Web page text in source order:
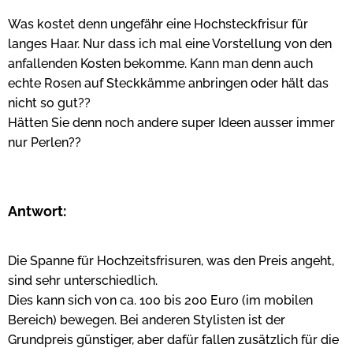
Was kostet denn ungefähr eine Hochsteckfrisur für
langes Haar. Nur dass ich mal eine Vorstellung von den
anfallenden Kosten bekomme. Kann man denn auch
echte Rosen auf Steckkämme anbringen oder hält das
nicht so gut??
Hätten Sie denn noch andere super Ideen ausser immer
nur Perlen??
Antwort:
Die Spanne für Hochzeitsfrisuren, was den Preis angeht,
sind sehr unterschiedlich.
Dies kann sich von ca. 100 bis 200 Euro (im mobilen
Bereich) bewegen. Bei anderen Stylisten ist der
Grundpreis günstiger, aber dafür fallen zusätzlich für die